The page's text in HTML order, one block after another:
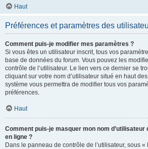
Haut
Préférences et paramètres des
Comment puis-je modifier mes paramètres ?
Si vous êtes un utilisateur inscrit, tous vos
base de données du forum. Vous pouvez les
contrôle de l’utilisateur. Le lien vers ce dernier se
cliquant sur votre nom d’utilisateur situé en haut
système vous permettra de modifier tous vos
préférences.
Haut
Comment puis-je masquer mon nom
en ligne ?
Dans le panneau de contrôle de l’utilisateur, sous